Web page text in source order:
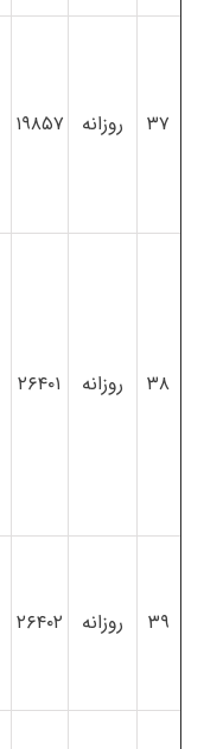
۳۷ روزانه ۱۹۸۵۷
۳۸ روزانه ۲۶۴۰۱
۳۹ روزانه ۲۶۴۰۲